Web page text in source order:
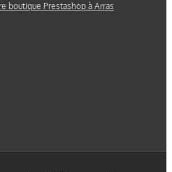
boutique Prestashop à Arras